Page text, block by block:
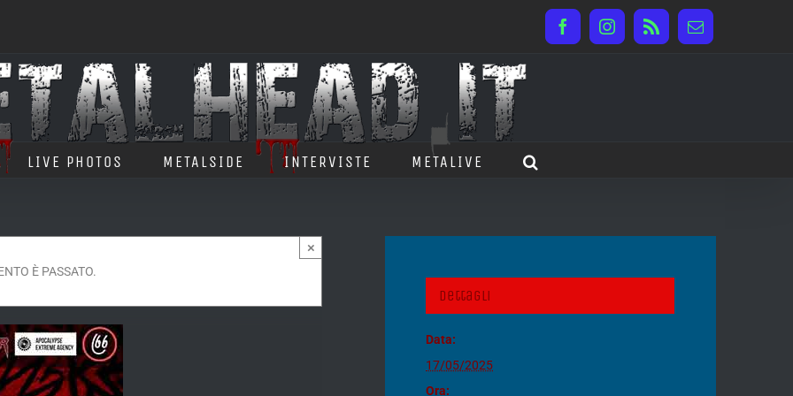
FacebookInstagram
Rss Email
LIVE PHOTOS METALSIDE INTERVISTE METALIVE
È PASSATO.
×
Dettagli
Data:
17/05/2025
Ora: